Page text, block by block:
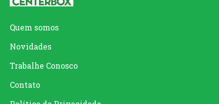
Quem somos
Novidades
Trabalhe Conosco
Contato